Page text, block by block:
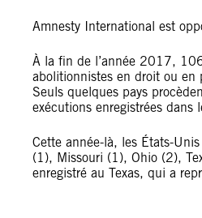
Amnesty International est
À la fin de l’année 2017,
abolitionnistes en droit ou en
Seuls quelques pays
exécutions enregistrées
Cette année-là, les États-
(1), Missouri (1), Ohio (2),
enregistré au Texas, qui a